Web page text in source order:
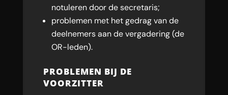
notuleren door de secretaris;
problemen met het gedrag van de
deelnemers aan de vergadering (de
OR-leden).
PROBLEMEN BIJ DE
VOORZITTER